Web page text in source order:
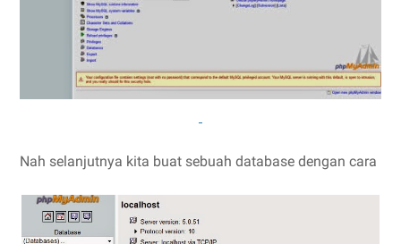
Nah selanjutnya kita buat sebuah database dengan cara